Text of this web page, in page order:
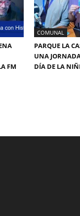
FM
COMUNAL
PARQUE LA
UNA
DÍA DE LA